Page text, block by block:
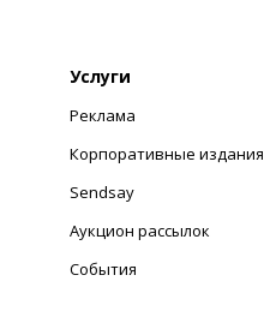
Услуги
Реклама
Корпоративные издания
Sendsay
Аукцион рассылок
События